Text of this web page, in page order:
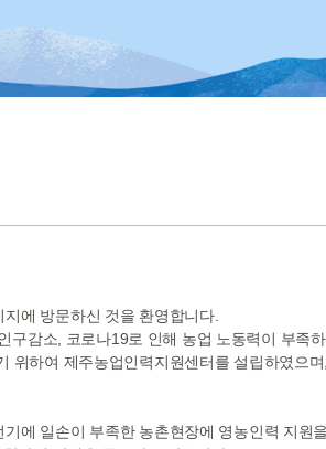
에 방문하신 것을 환영합니다.
구감소, 코로나19로 인해 농업 노동력이 부
위하여 제주농업인력지원센터를 설립하였으
에 일손이 부족한 농촌현장에 영농인력 지